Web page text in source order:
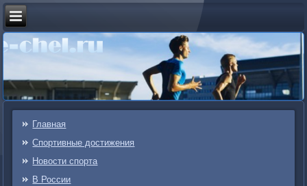
Главная
Спортивные достижения
Новости спорта
В России